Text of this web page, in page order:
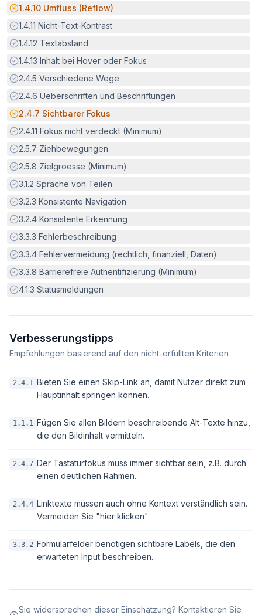
Potenzielle Barriere:
1.4.10 Umfluss (Reflow)
Erfüllt:
1.4.11 Nicht-Text-Kontrast
Erfüllt:
1.4.12 Textabstand
Erfüllt:
1.4.13 Inhalt bei Hover oder Fokus
Erfüllt:
2.4.5 Verschiedene Wege
Erfüllt:
2.4.6 Ueberschriften und Beschriftungen
Potenzielle Barriere:
2.4.7 Sichtbarer Fokus
Erfüllt:
2.4.11 Fokus nicht verdeckt (Minimum)
Erfüllt:
2.5.7 Ziehbewegungen
Erfüllt:
2.5.8 Zielgroesse (Minimum)
Erfüllt:
3.1.2 Sprache von Teilen
Erfüllt:
3.2.3 Konsistente Navigation
Erfüllt:
3.2.4 Konsistente Erkennung
Erfüllt:
3.3.3 Fehlerbeschreibung
Erfüllt:
3.3.4 Fehlervermeidung (rechtlich, finanziell, Daten)
Erfüllt:
3.3.8 Barrierefreie Authentifizierung (Minimum)
Erfüllt:
4.1.3 Statusmeldungen
Verbesserungstipps
Empfehlungen basierend auf den nicht-erfüllten Kriterien
2.4.1 Bieten Sie einen Skip-Link an, damit Nutzer direkt zum
Hauptinhalt springen können.
1.1.1 Fügen Sie allen Bildern beschreibende Alt-Texte hinzu,
die den Bildinhalt vermitteln.
2.4.7 Der Tastaturfokus muss immer sichtbar sein, z.B. durch
einen deutlichen Rahmen.
2.4.4 Linktexte müssen auch ohne Kontext verständlich sein.
Vermeiden Sie "hier klicken".
3.3.2 Formularfelder benötigen sichtbare Labels, die den
erwarteten Input beschreiben.
Sie widersprechen dieser Einschätzung? Kontaktieren Sie